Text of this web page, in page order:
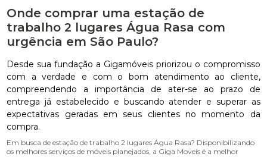
Onde comprar uma estação de
trabalho 2 lugares Água Rasa com
urgência em São Paulo?
Desde sua fundação a Gigamóveis priorizou o compromisso
com a verdade e com o bom atendimento ao cliente,
compreendendo a importância de ater-se ao prazo de
entrega já estabelecido e buscando atender e superar as
expectativas geradas em seus clientes no momento da
compra.
Em busca de estação de trabalho 2 lugares Água Rasa? Disponibilizando
os melhores serviços de móveis planejados, a Giga Moveis é a melhor